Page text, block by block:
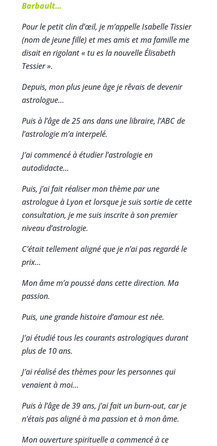
Barbault…
Pour le petit clin d’œil, je m’appelle Isabelle Tissier
(nom de jeune fille) et mes amis et ma famille me
disait en rigolant « tu es la nouvelle Élisabeth
Tessier ».
Depuis, mon plus jeune âge je rêvais de devenir
astrologue…
Puis à l’âge de 25 ans dans une libraire, l’ABC de
l’astrologie m’a interpelé.
J’ai commencé à étudier l’astrologie en
autodidacte…
Puis, j’ai fait réaliser mon thème par une
astrologue à Lyon et lorsque je suis sortie de cette
consultation, je me suis inscrite à son premier
niveau d’astrologie.
C’était tellement aligné que je n’ai pas regardé le
prix…
Mon âme m’a poussé dans cette direction. Ma
passion.
Puis, une grande histoire d’amour est née.
J’ai étudié tous les courants astrologiques durant
plus de 10 ans.
J’ai réalisé des thèmes pour les personnes qui
venaient à moi…
Puis à l’âge de 39 ans, j’ai fait un burn-out, car je
n’étais pas aligné à ma passion et à mon âme.
Mon ouverture spirituelle a commencé à ce